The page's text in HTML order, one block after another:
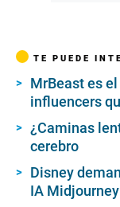
TE PUEDE
MrBeast es
influencers
¿Caminas
cerebro
Disney
IA Midjourney